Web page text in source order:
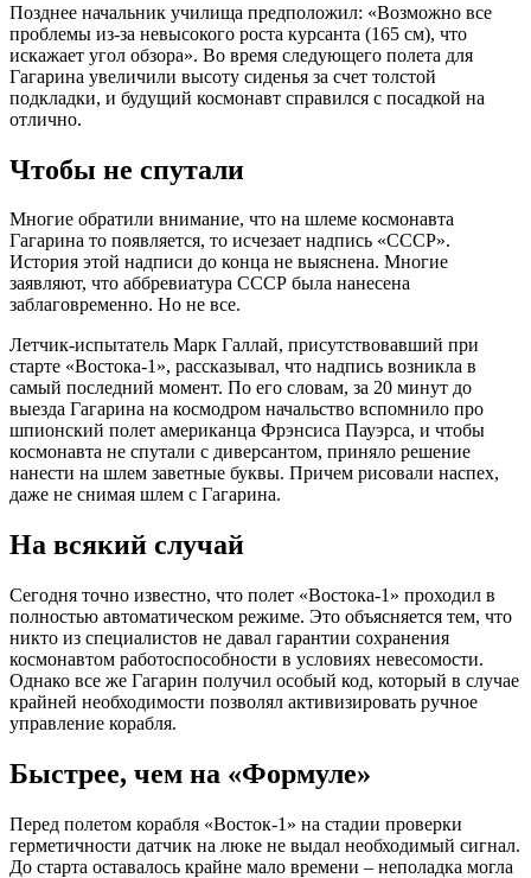
Позднее начальник училища предположил: «Возможно все
проблемы из-за невысокого роста курсанта (165 см), что
искажает угол обзора». Во время следующего полета для
Гагарина увеличили высоту сиденья за счет толстой
подкладки, и будущий космонавт справился с посадкой на
отлично.
Чтобы не спутали
Многие обратили внимание, что на шлеме космонавта
Гагарина то появляется, то исчезает надпись «СССР».
История этой надписи до конца не выяснена. Многие
заявляют, что аббревиатура СССР была нанесена
заблаговременно. Но не все.
Летчик-испытатель Марк Галлай, присутствовавший при
старте «Востока-1», рассказывал, что надпись возникла в
самый последний момент. По его словам, за 20 минут до
выезда Гагарина на космодром начальство вспомнило про
шпионский полет американца Фрэнсиса Пауэрса, и чтобы
космонавта не спутали с диверсантом, приняло решение
нанести на шлем заветные буквы. Причем рисовали наспех,
даже не снимая шлем с Гагарина.
На всякий случай
Сегодня точно известно, что полет «Востока-1» проходил в
полностью автоматическом режиме. Это объясняется тем, что
никто из специалистов не давал гарантии сохранения
космонавтом работоспособности в условиях невесомости.
Однако все же Гагарин получил особый код, который в случае
крайней необходимости позволял активизировать ручное
управление корабля.
Быстрее, чем на «Формуле»
Перед полетом корабля «Восток-1» на стадии проверки
герметичности датчик на люке не выдал необходимый сигнал.
До старта оставалось крайне мало времени – неполадка могла